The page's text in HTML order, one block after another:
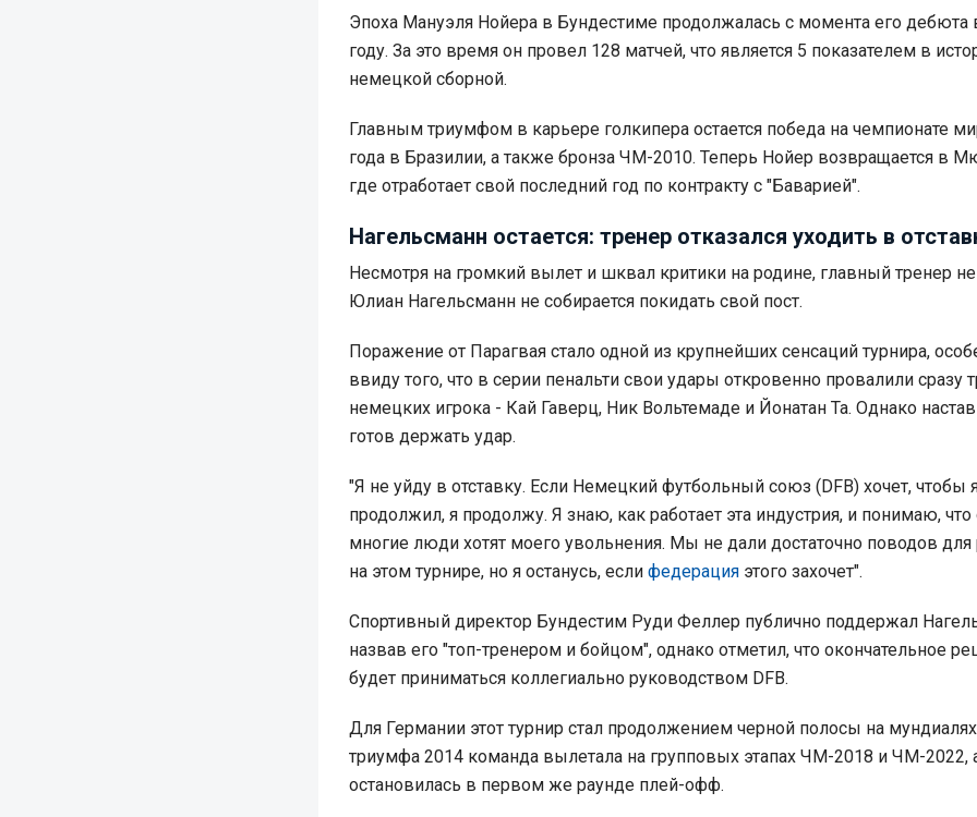
Эпоха Мануэля Нойера в Бундестиме продолжалась с момента его дебюта
году. За это время он провел 128 матчей, что является 5 показателем в
немецкой сборной.
Главным триумфом в карьере голкипера остается победа на чемпионате
года в Бразилии, а также бронза ЧМ-2010. Теперь Нойер возвращается в
где отработает свой последний год по контракту с "Баварией".
Нагельсманн остается: тренер отказался уходить в
Несмотря на громкий вылет и шквал критики на родине, главный тренер
Юлиан Нагельсманн не собирается покидать свой пост.
Поражение от Парагвая стало одной из крупнейших сенсаций турнира,
ввиду того, что в серии пенальти свои удары откровенно провалили сразу
немецких игрока - Кай Гаверц, Ник Вольтемаде и Йонатан Та. Однако
готов держать удар.
"Я не уйду в отставку. Если Немецкий футбольный союз (DFB) хочет, чтобы
продолжил, я продолжу. Я знаю, как работает эта индустрия, и понимаю, что
многие люди хотят моего увольнения. Мы не дали достаточно поводов для
на этом турнире, но я останусь, если федерация этого захочет".
Спортивный директор Бундестим Руди Феллер публично поддержал
назвав его "топ-тренером и бойцом", однако отметил, что окончательное
будет приниматься коллегиально руководством DFB.
Для Германии этот турнир стал продолжением черной полосы на
триумфа 2014 команда вылетала на групповых этапах ЧМ-2018 и ЧМ-2022,
остановилась в первом же раунде плей-офф.